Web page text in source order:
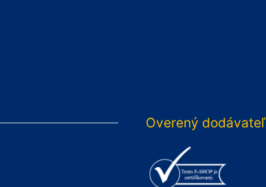
Overený dodávateľ